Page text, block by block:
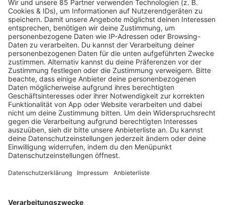
FREE RAVE IM MUSEUMSGARTEN:
BERLIN BEATS
Techno unter freiem Himmel: Die Veranstaltungsreihe
Berlin Beats verwandelt den Garten des Hamburger
Bahnhofs in Berlin auch in diesem Sommer wieder in
eine Open-Air-Bühne für elektronische Musik.
MEHR LESEN
VORHERIGE NÄCHSTE